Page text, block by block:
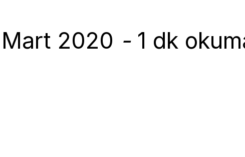
Mart 2020 -1 dk